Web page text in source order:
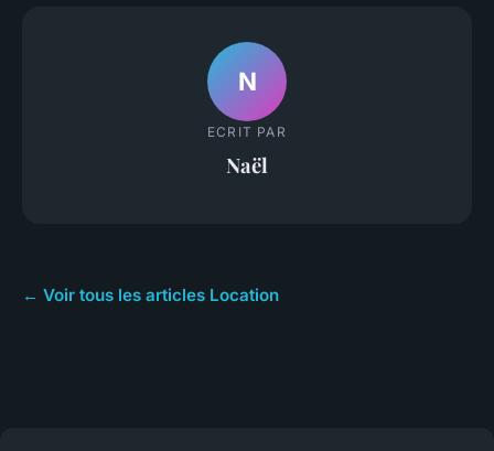
N
ECRIT PAR
Naël
← Voir tous les articles Location